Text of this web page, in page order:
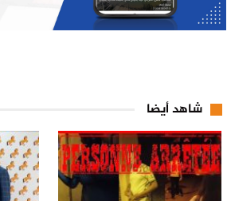
شاهد أيضا